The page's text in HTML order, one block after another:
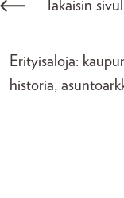
Takaisin
Erityisaloja:
historia,